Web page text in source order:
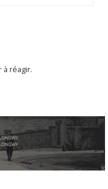
à réagir.